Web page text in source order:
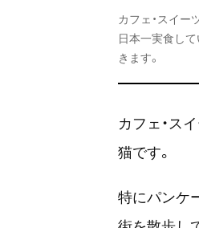
カフェ・スイ
日本一実食し
きます。
カフェ・ス
猫です。
特にパンケ